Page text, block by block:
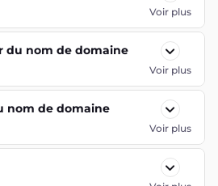
Voir plus
du nom de domaine
Voir plus
nom de domaine
Voir plus